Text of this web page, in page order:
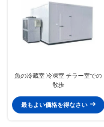
魚の冷蔵室 冷凍室 チラー室での
散歩
最もよい価格を得なさい